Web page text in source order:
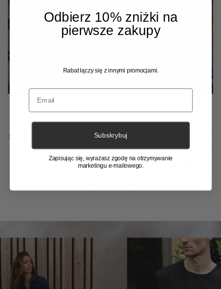
30 październik 2024
Starsze artykuły
Odbierz 10% zniżki na
pierwsze zakupy
Rabat łączy się z innymi promocjami.
Email
Subskrybuj
Zapisując się, wyrażasz zgodę na otrzymywanie
marketingu e-mailowego.